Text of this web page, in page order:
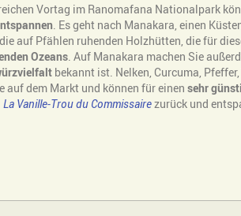
Vortag im Ranomafana Nationalpark
. Es geht nach Manakara, einen
auf Pfählen ruhenden Holzhütten, die für
Ozeans. Auf Manakara machen Sie
bekannt ist. Nelken, Curcuma,
auf dem Markt und können für einen sehr
La Vanille-Trou du Commissairezurück und